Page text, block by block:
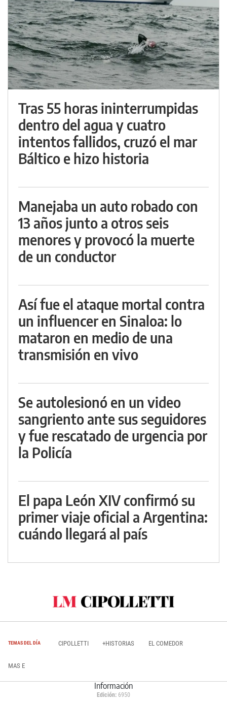
Tras 55 horas ininterrumpidas
dentro del agua y cuatro
intentos fallidos, cruzó el mar
Báltico e hizo historia
Manejaba un auto robado con
13 años junto a otros seis
menores y provocó la muerte
de un conductor
Así fue el ataque mortal contra
un influencer en Sinaloa: lo
mataron en medio de una
transmisión en vivo
Se autolesionó en un video
sangriento ante sus seguidores
y fue rescatado de urgencia por
la Policía
El papa León XIV confirmó su
primer viaje oficial a Argentina:
cuándo llegará al país
TEMAS DEL DÍA CIPOLLETTI +HISTORIAS EL COMEDOR
MAS E
Información
Edición: 6950